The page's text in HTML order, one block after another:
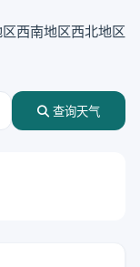
西南地区西北地区
查询天气